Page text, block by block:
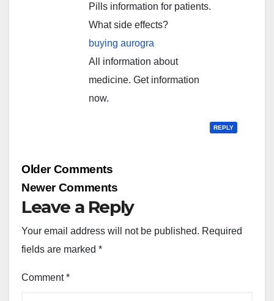
Pills information for patients.
What side effects?
buying aurogra
All information about
medicine. Get information
now.
REPLY
Comment
Older Comments
Newer Comments
Leave a Reply
Your email address will not be published. Required
fields are marked *
Comment*